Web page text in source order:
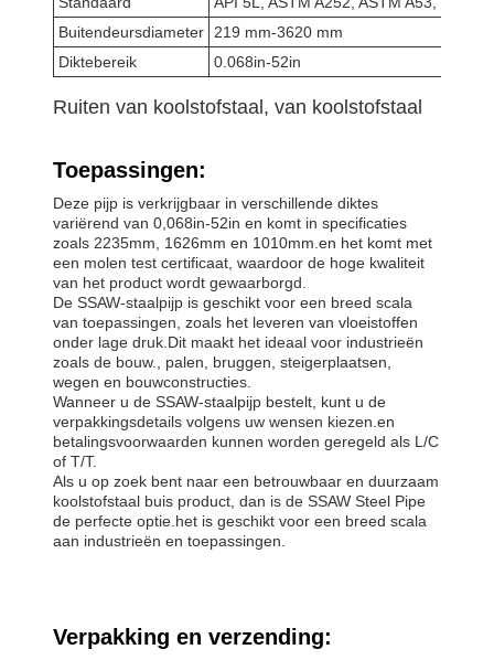
Buitendeursdiameter 219 mm-3620 mm
Diktebereik
0.068in-52in
Ruiten van koolstofstaal, van koolstofstaal
Toepassingen:
Deze pijp is verkrijgbaar in verschillende diktes
variërend van 0,068in-52in en komt in specificaties
zoals 2235mm, 1626mm en 1010mm.en het komt met
een molen test certificaat, waardoor de hoge kwaliteit
van het product wordt gewaarborgd.
De SSAW-staalpijp is geschikt voor een breed scala
van toepassingen, zoals het leveren van vloeistoffen
onder lage druk.Dit maakt het ideaal voor industrieën
zoals de bouw., palen, bruggen, steigerplaatsen,
wegen en bouwconstructies.
Wanneer u de SSAW-staalpijp bestelt, kunt u de
verpakkingsdetails volgens uw wensen kiezen.en
betalingsvoorwaarden kunnen worden geregeld als L/C
of T/T.
Als u op zoek bent naar een betrouwbaar en duurzaam
koolstofstaal buis product, dan is de SSAW Steel Pipe
de perfecte optie.het is geschikt voor een breed scala
aan industrieën en toepassingen.
Verpakking en verzending: